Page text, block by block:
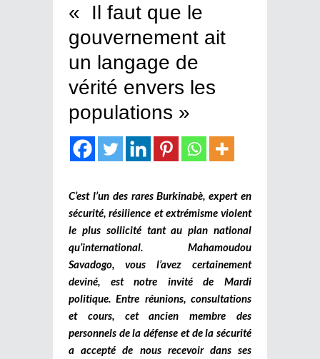
« Il faut que le
gouvernement ait
un langage de
vérité envers les
populations »
C’est l’un des rares Burkinabè, expert en
sécurité, résilience et extrémisme violent
le plus sollicité tant au plan national
qu’international. Mahamoudou
Savadogo, vous l’avez certainement
deviné, est notre invité de Mardi
politique. Entre réunions, consultations
et cours, cet ancien membre des
personnels de la défense et de la sécurité
a accepté de nous recevoir dans ses